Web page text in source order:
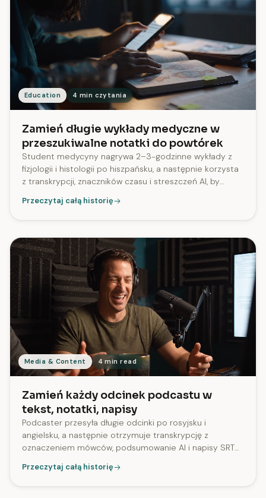
Education 4 min czytania
Zamień długie wykłady medyczne w
przeszukiwalne notatki do powtórek
Student medycyny nagrywa 2–3-godzinne wykłady z
fizjologii i histologii po hiszpańsku, a następnie korzysta
z transkrypcji, znaczników czasu i streszczeń AI, by
przetwarza pliki o długości do 2.8 godziny.
Przeczytaj całą historię
Media & Content 4 min read
Zamień każdy odcinek podcastu w
tekst, notatki, napisy
Podcaster przesyła długie odcinki po rosyjsku i
angielsku, a następnie otrzymuje transkrypcję z
oznaczeniem mówców, podsumowanie AI i napisy SRT
napisy SRT są generowane dla 96% przetworzonych
Przeczytaj całą historię